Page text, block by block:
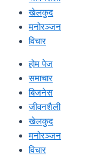
खेलकुद
मनोरञ्जन
विचार
होम पेज
समाचार
बिजनेस
जीवनशैली
खेलकुद
मनोरञ्जन
विचार